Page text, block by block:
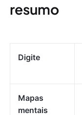
resumo
Digite
Mapas
mentais